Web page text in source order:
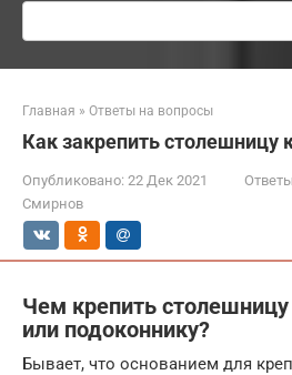
Поиск:
Главная » Ответы на вопросы
Как закрепить столешницу
Опубликовано: 22 Дек 2021
Смирнов
Чем крепить столешницу
или подоконнику?
Бывает, что основанием для